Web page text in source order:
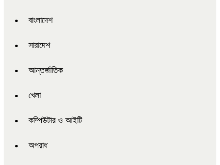
বাংলাদেশ
সারাদেশ
আন্তর্জাতিক
খেলা
কম্পিউটার ও আইটি
অপরাধ